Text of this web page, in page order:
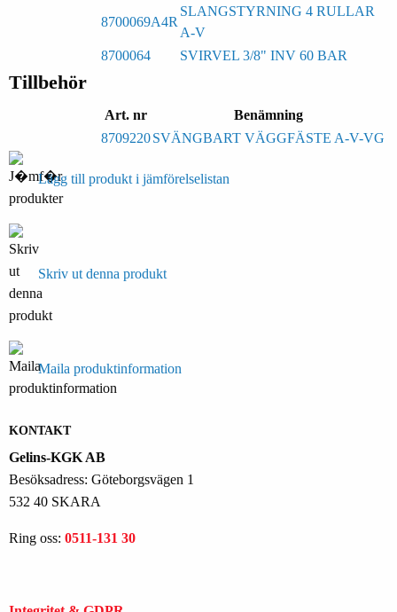
8700069A4R
SLANGSTYRNING 4 RULLAR
A-V
8700064
SVIRVEL 3/8" INV 60 BAR
Tillbehör
Art. nr
Benämning
8709220SVÄNGBART VÄGGFÄSTE A-V-VG
Lägg till produkt i jämförelselistan
Skriv ut denna produkt
Maila produktinformation
KONTAKT
Gelins-KGK AB
Besöksadress: Göteborgsvägen 1
532 40 SKARA
Ring oss: 0511-131 30